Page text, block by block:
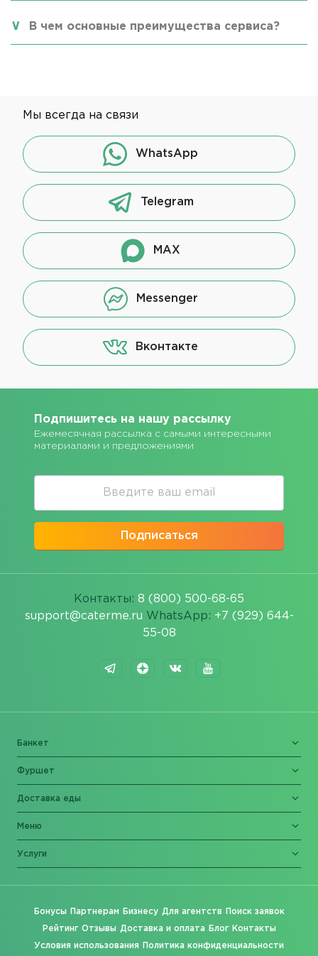
В чем основные преимущества сервиса?
Мы всегда на связи
WhatsApp
Telegram
MAX
Messenger
Вконтакте
Подпишитесь на нашу рассылку
Ежемесячная рассылка с самыми интересными
материалами и предложениями
Подписаться
Контакты: 8 (800) 500-68-65
support@caterme.ru WhatsApp: +7 (929) 644-
55-08
Банкет
Фуршет
Доставка еды
Меню
Услуги
Бонусы Партнерам Бизнесу Для агентств Поиск заявок
Рейтинг Отзывы Доставка и оплата Блог Контакты
Условия использования Политика конфиденциальности